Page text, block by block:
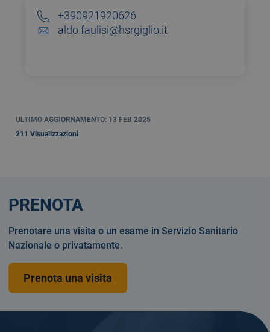
+390921920626
aldo.faulisi@hsrgiglio.it
ULTIMO AGGIORNAMENTO: 13 FEB 2025
211 Visualizzazioni
PRENOTA
Prenotare una visita o un esame in Servizio Sanitario
Nazionale o privatamente.
Prenota una visita